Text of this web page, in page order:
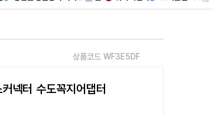
상품코드 WF3E5DF
넥터 수도꼭지어댑터